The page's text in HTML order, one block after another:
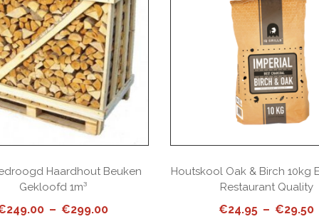
Haardhout Beuken
Gekloofd 1m³
249.00 – €299.00
Houtskool Oak & Birch 10kg
Restaurant Quality
€24.95 – €29.50